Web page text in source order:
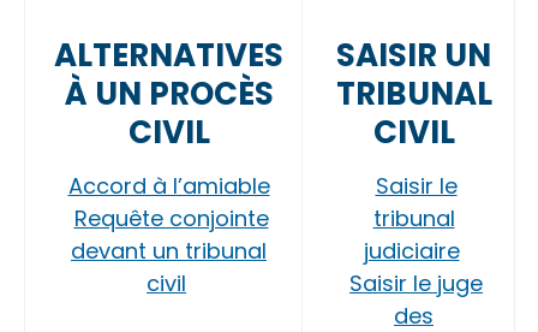
ALTERNATIVES
À UN PROCÈS
CIVIL
Accord à l’amiable
Requête conjointe
devant un tribunal
civil
SAISIR UN
TRIBUNAL
CIVIL
Saisir le
tribunal
judiciaire
Saisir le juge
des